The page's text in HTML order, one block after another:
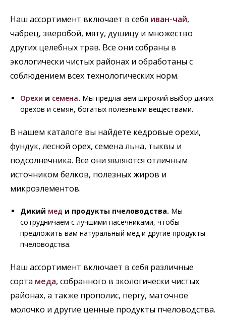
Наш ассортимент включает в себя иван-чай,
чабрец, зверобой, мяту, душицу и множество
других целебных трав. Все они собраны в
экологически чистых районах и обработаны с
соблюдением всех технологических норм.
Орехи и семена. Мы предлагаем широкий выбор диких
орехов и семян, богатых полезными веществами.
В нашем каталоге вы найдете кедровые орехи,
фундук, лесной орех, семена льна, тыквы и
подсолнечника. Все они являются отличным
источником белков, полезных жиров и
микроэлементов.
Дикий мед и продукты пчеловодства. Мы
сотрудничаем с лучшими пасечниками, чтобы
предложить вам натуральный мед и другие продукты
пчеловодства.
Наш ассортимент включает в себя различные
сорта меда, собранного в экологически чистых
районах, а также прополис, пергу, маточное
молочко и другие ценные продукты пчеловодства.